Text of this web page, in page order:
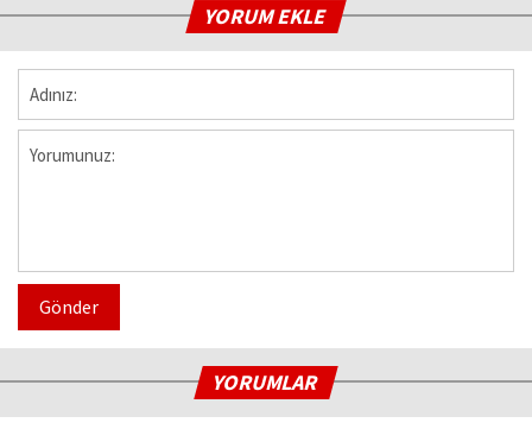
YORUM EKLE
Gönder
YORUMLAR